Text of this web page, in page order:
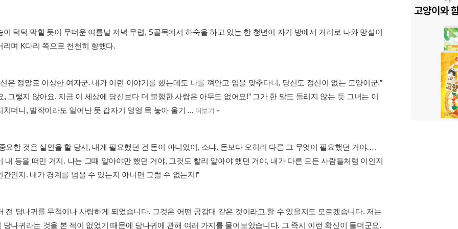
이 턱턱 막힐 듯이 무더운 여름날 저녁 무렵, S골목에서 하숙을 하고 있는 한 청년이 자기 방에서 거리로 나와 망설이
리며 K다리 쪽으로 천천히 향했다.
은 정말로 이상한 여자군. 내가 이런 이야기를 했는데도 나를 껴안고 입을 맞추다니, 당신도 정신이 없는 모양이군.”
, 그렇지 않아요. 지금 이 세상에 당신보다 더 불행한 사람은 아무도 없어요!” 그가 한 말도 들리지 않는 듯 그녀는 이
치더니, 발작이라도 일어난 듯 갑자기 엉엉 목 놓아 울기 ... 더보기
요한 것은 살인을 할 당시, 내게 필요했던 건 돈이 아니었어, 소냐. 돈보다 오히려 다른 그 무엇이 필요했던 거야….
내 등을 떠민 거지. 나는 그때 알아야만 했던 거야, 그것도 빨리 알아야 했던 거야, 내가 다른 모든 사람들처럼 이인지
간인지. 내가 경계를 넘을 수 있는지 아니면 그럴 수 없는지!”
전 당나귀를 무척이나 사랑하게 되었습니다. 그것은 어떤 공감대 같은 것이라고 할 수 있을지도 모르겠습니다. 저는
당나귀라는 것을 본 적이 없었기 때문에 당나귀에 관해 여러 가지를 물어보았습니다. 그 즉시 이런 확신이 들더군요.